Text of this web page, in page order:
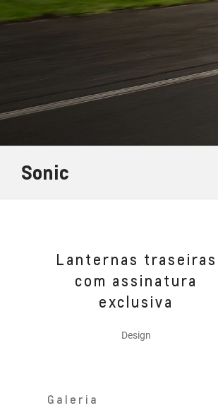
Sonic
Lanternas traseiras
com assinatura
exclusiva
Design
Galeria